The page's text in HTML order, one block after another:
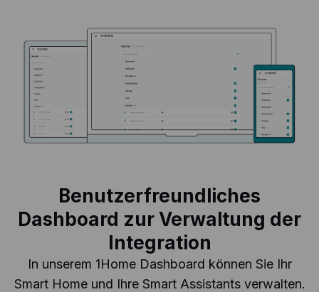
Benutzerfreundliches
Dashboard zur Verwaltung der
Integration
In unserem 1Home Dashboard können Sie Ihr
Smart Home und Ihre Smart Assistants verwalten.